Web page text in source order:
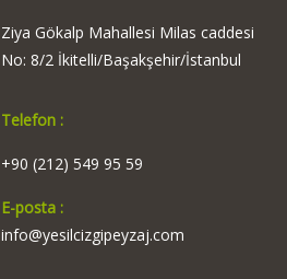
Ziya Gökalp Mahallesi Milas caddesi
No: 8/2 İkitelli/Başakşehir/İstanbul
Telefon :
+90 (212) 549 95 59
E-posta :
info@yesilcizgipeyzaj.com